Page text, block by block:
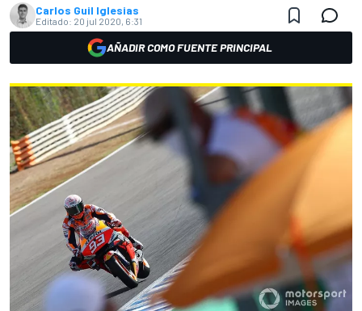
Carlos Guil Iglesias
Editado: 20 jul 2020, 6:31
AÑADIR COMO FUENTE PRINCIPAL